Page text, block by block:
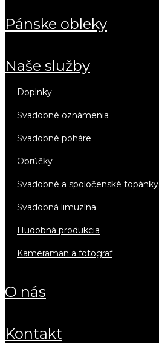
pánske obleky
naše služby
doplnky
svadobné oznámenia
svadobné poháre
obrúčky
svadobné a spoločenské topánky
svadobná limuzína
hudobná produkcia
kameraman a fotograf
o nás
kontakt